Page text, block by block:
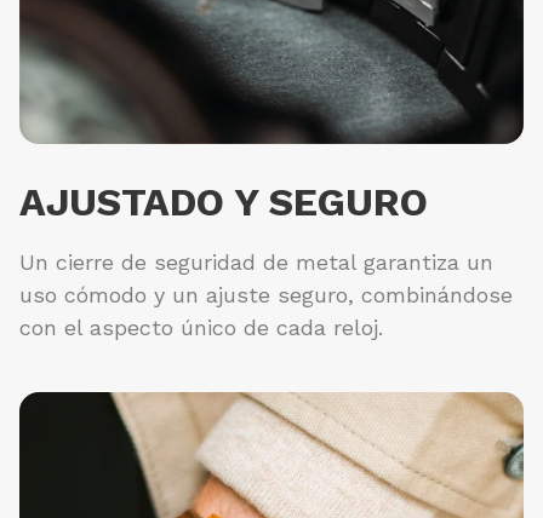
AJUSTADO Y SEGURO
Un cierre de seguridad de metal garantiza un
uso cómodo y un ajuste seguro, combinándose
con el aspecto único de cada reloj.